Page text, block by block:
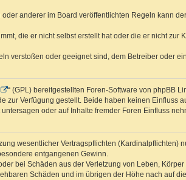
anderer im Board veröffentlichten Regeln kann
die er nicht selbst erstellt hat oder die er nicht zur
verstoßen oder geeignet sind, dem Betreiber oder
“ (GPL) bereitgestellten Foren-Software von phpBB
Verfügung gestellt. Beide haben keinen Einfluss
oder auf Inhalte fremder Foren Einfluss
wesentlicher Vertragspflichten (Kardinalpflichten)
entgangenen Gewinn.
bei Schäden aus der Verletzung von Leben,
Schäden und im übrigen der Höhe nach auf